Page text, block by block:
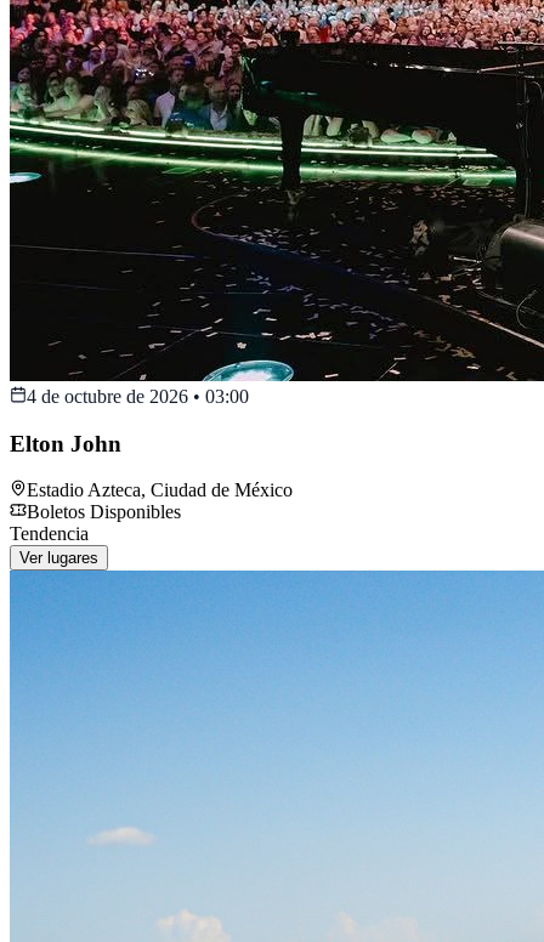
4 de octubre de 2026 • 03:00
Elton John
Estadio Azteca, Ciudad de México
Boletos Disponibles
Tendencia
Ver lugares